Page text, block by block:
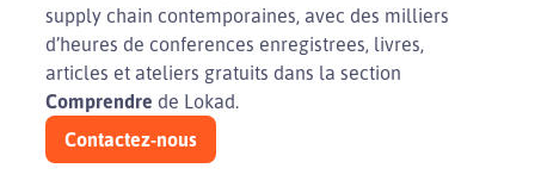
supply chain contemporaines, avec des milliers
d’heures de conferences enregistrees, livres,
articles et ateliers gratuits dans la section
Comprendre de Lokad.
Contactez-nous